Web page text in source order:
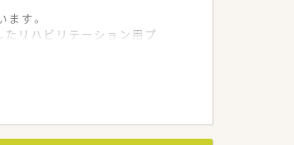
す。
たリハビリテーション用プ